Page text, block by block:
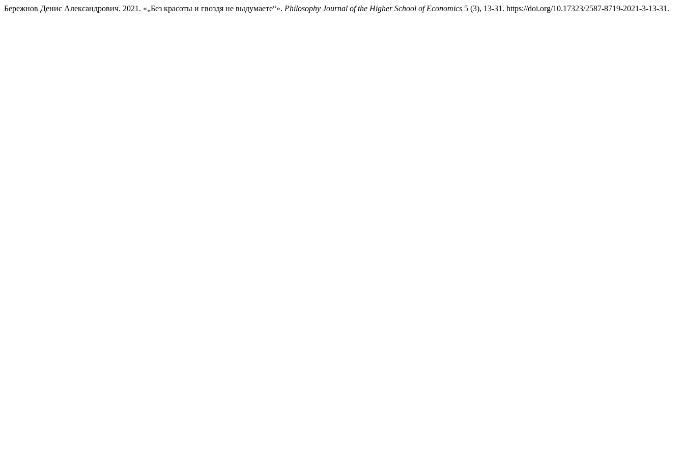
Бережнов Денис Александрович. 2021. «„Без красоты и гвоздя не выдумаете“». Philosophy Journal of the Higher School of Economics 5 (3), 13-31. https://doi.org/10.17323/2587-8719-2021-3-13-31.